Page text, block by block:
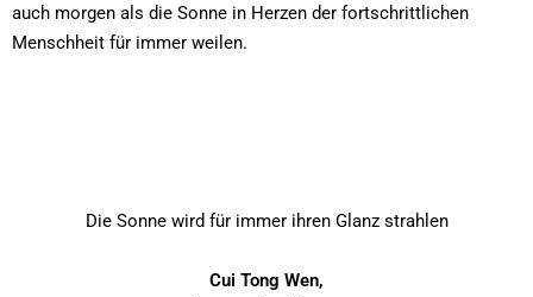
auch morgen als die Sonne in Herzen der fortschrittlichen
Menschheit für immer weilen.
Die Sonne wird für immer ihren Glanz strahlen
Cui Tong Wen,